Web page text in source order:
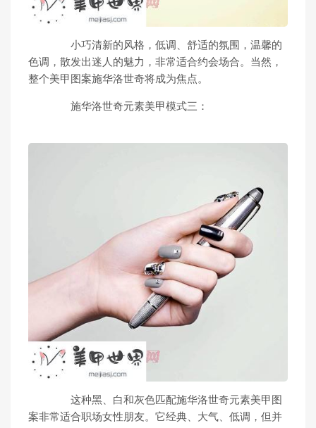
小巧清新的风格，低调、舒适的氛围，温馨的
色调，散发出迷人的魅力，非常适合约会场合。当然，
整个美甲图案施华洛世奇将成为焦点。
施华洛世奇元素美甲模式三：
这种黑、白和灰色匹配施华洛世奇元素美甲图
案非常适合职场女性朋友。它经典、大气、低调，但并